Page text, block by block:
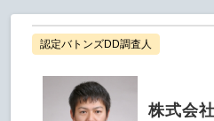
認定バトンズDD調査人
株式会